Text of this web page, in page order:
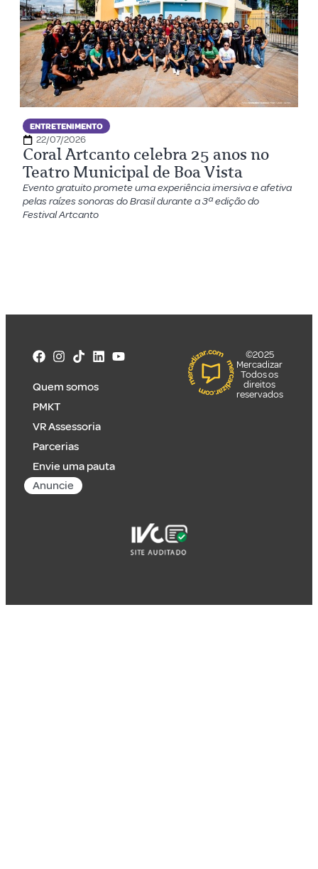
ENTRETENIMENTO
22/07/2026
Coral Artcanto celebra 25 anos no
Teatro Municipal de Boa Vista
Evento gratuito promete uma experiência imersiva e afetiva
pelas raízes sonoras do Brasil durante a 3ª edição do
Festival Artcanto
Quem somos
PMKT
VR Assessoria
Parcerias
Envie uma pauta
Anuncie
©2025
Mercadizar
Todos os
direitos
reservados